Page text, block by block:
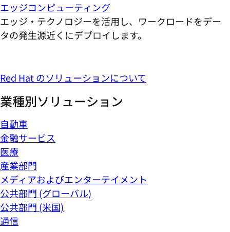
エッジコンピューティング
エッジ・テクノロジーを活用し、ワークロードをデー
タの発生源近くにデプロイします。
Red Hat のソリューションについて
業種別ソリューション
自動車
金融サービス
医療
産業部門
メディアおよびエンターテイメント
公共部門 (グローバル)
公共部門 (米国)
通信